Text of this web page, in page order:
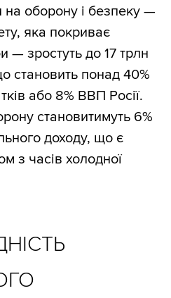
на оборону і безпеку —
яка покриває
— зростуть до 17 трлн
становить понад 40%
або 8% ВВП Росії.
становитимуть 6%
доходу, що є
з часів холодної